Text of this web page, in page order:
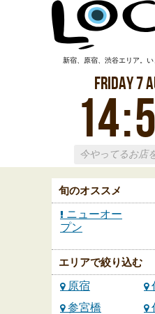
新宿、原宿、渋谷エリア。い
Friday7
14:
旬のオススメ
ニューオー
プン
エリアで絞り込む
原宿
参宮橋